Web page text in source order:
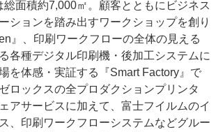
刷用語集 印刷機材年鑑
購入申し込み
サイトポリシー
総面積約7,000㎡。顧客とともにビジネス
ションを踏み出すワークショップを創り
』、印刷ワークフローの全体の見える
各種デジタル印刷機・後加工システムに
を体感・実証する『Smart Factory』で
ロックスの全プロダクションプリンタ
アサービスに加えて、富士フイルムのイ
、印刷ワークフローシステムなどグルー